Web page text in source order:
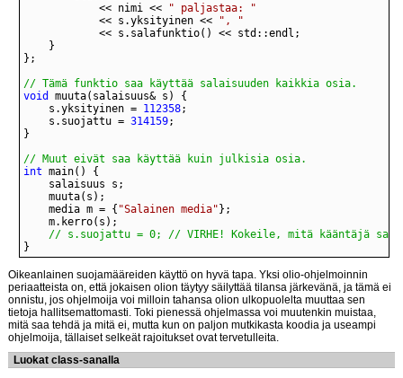
			<< nimi <<
" paljastaa: "
			<< s.yksityinen <<
", "
// Tämä funktio saa käyttää salaisuuden kaikkia osia.
void
	s.yksityinen =
112358
	s.suojattu =
314159
// Muut eivät saa käyttää kuin julkisia osia.
int
	media m = {
"Salainen media"
// s.suojattu = 0; // VIRHE! Kokeile, mitä kääntäjä
}
Oikeanlainen suojamääreiden käyttö on hyvä tapa. Yksi olio-ohjelmoinnin
periaatteista on, että jokaisen olion täytyy säilyttää tilansa järkevänä, ja tämä ei
onnistu, jos ohjelmoija voi milloin tahansa olion ulkopuolelta muuttaa sen
tietoja hallitsemattomasti. Toki pienessä ohjelmassa voi muutenkin muistaa,
mitä saa tehdä ja mitä ei, mutta kun on paljon mutkikasta koodia ja useampi
ohjelmoija, tällaiset selkeät rajoitukset ovat tervetulleita.
Luokat class-sanalla